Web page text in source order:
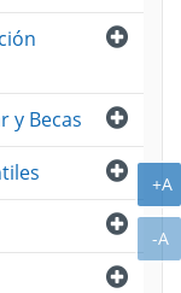
Abrir
Abrir
y Becas
Abrir
Abrir
Abrir
+A
-A